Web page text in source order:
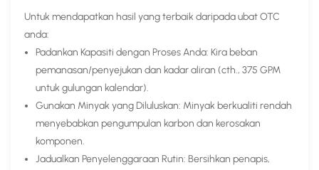
Untuk mendapatkan hasil yang terbaik daripada ubat OTC
anda:
Padankan Kapasiti dengan Proses Anda: Kira beban
pemanasan/penyejukan dan kadar aliran (cth., 375 GPM
untuk gulungan kalendar).
Gunakan Minyak yang Diluluskan: Minyak berkualiti rendah
menyebabkan pengumpulan karbon dan kerosakan
komponen.
Jadualkan Penyelenggaraan Rutin: Bersihkan penapis,